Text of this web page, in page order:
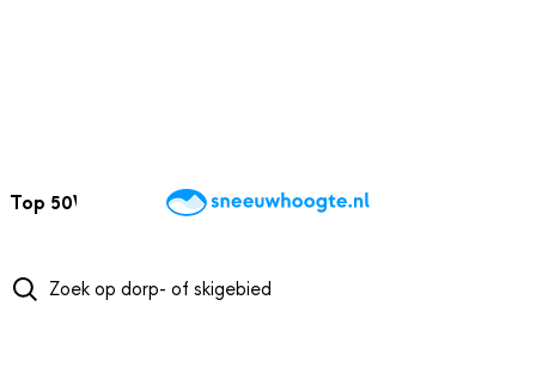
Top 50Webcams WintersportweerKaarten